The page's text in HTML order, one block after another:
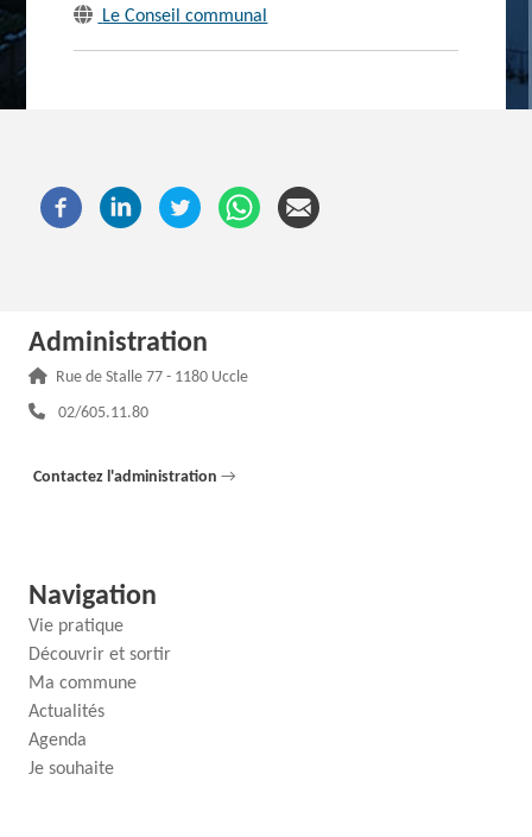
Le Conseil communal
Administration
Adresse :
Rue de Stalle 77 - 1180 Uccle
Téléphone :
02/605.11.80
Contactez l'administration →
Navigation
Vie pratique
Découvrir et sortir
Ma commune
Actualités
Agenda
Je souhaite